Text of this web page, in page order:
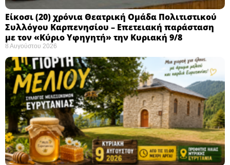
Eίκοσι (20) χρόνια Θεατρική Ομάδα Πολιτιστικού
Συλλόγου Καρπενησίου – Επετειακή παράσταση
με τον «Κύριο Υφηγητή» την Κυριακή 9/8
8 Αυγούστου 2026